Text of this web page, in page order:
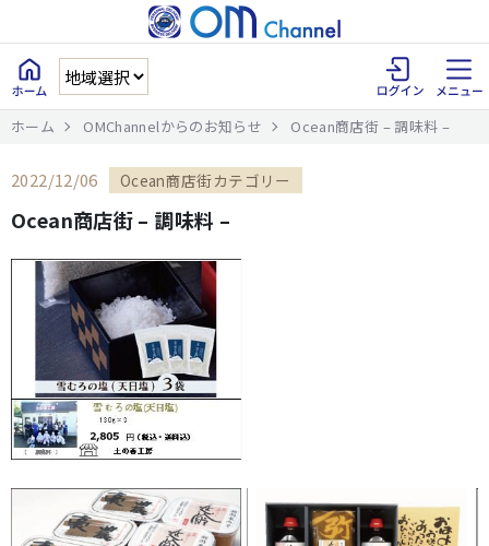
ホーム OMChannelからのお知らせ Ocean商店街 – 調味料 –
2022/12/06 Ocean商店街カテゴリー
Ocean商店街 – 調味料 –